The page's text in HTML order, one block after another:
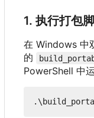
1. 执行打包
在 Windows 中
的
PowerShell 中运
.\